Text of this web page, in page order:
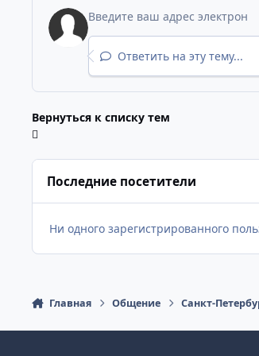
Ответить на эту тему...
Вернуться к списку тем
Последние посетители
Ни одного зарегистрированного
Главная Общение Санкт-